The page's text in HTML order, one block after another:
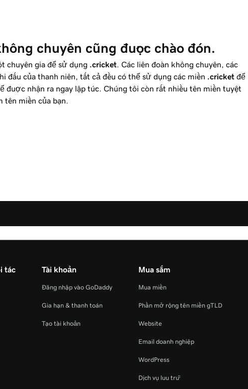
chuyên cũng được chào đón.
chuyên gia để sử dụng .cricket . Các liên đoàn không chuyên, các
đấu của thanh niên, tất cả đều có thể sử dụng các miền .cricket để
được nhận ra ngay lập tức. Chúng tôi còn rất nhiều tên miền tuyệt
tên miền của bạn.
tác Tài khoản
Đăng nhập vào GoDaddy
Gia hạn & thanh toán
Tạo tài khoản
Mua sắm
Mua miền
Phần mở rộng tên miền gTLD
Website
Email doanh nghiệp
WordPress
Dịch vụ lưu trữ